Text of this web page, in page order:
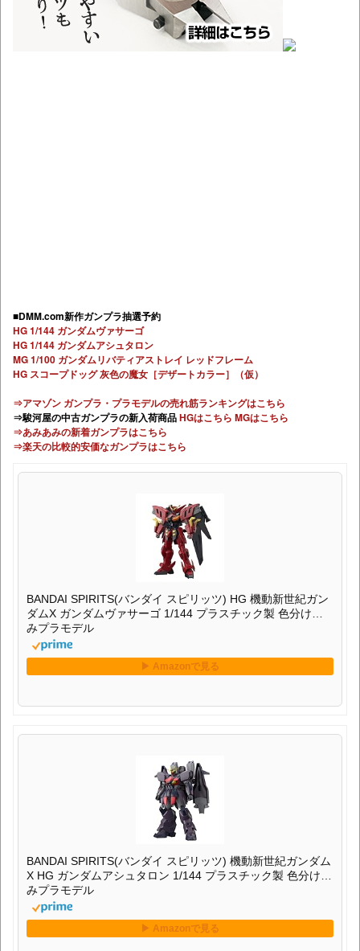
■DMM.com新作ガンプラ抽選予約
HG 1/144 ガンダムヴァサーゴ
HG 1/144 ガンダムアシュタロン
MG 1/100 ガンダムリバティアストレイ レッドフレーム
HG スコープドッグ 灰色の魔女［デザートカラー］（仮）
⇒アマゾン ガンプラ・プラモデルの売れ筋ランキングはこちら
⇒駿河屋の中古ガンプラの新入荷商品HGはこちら MGはこちら
⇒あみあみの新着ガンプラはこちら
⇒楽天の比較的安価なガンプラはこちら
BANDAI SPIRITS(バンダイ スピリッツ) HG 機動新世紀ガン
ダムX ガンダムヴァサーゴ 1/144 プラスチック製 色分け済
みプラモデル
BANDAI SPIRITS(バンダイ スピリッツ) 機動新世紀ガンダム
X HG ガンダムアシュタロン 1/144 プラスチック製 色分け済
みプラモデル